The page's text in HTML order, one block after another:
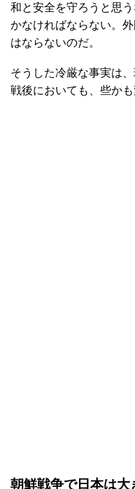
和と安全を守ろうと思
かなければならない。
はならないのだ。
そうした冷厳な事実は
戦後においても、些かも
朝鮮戦争で日本は